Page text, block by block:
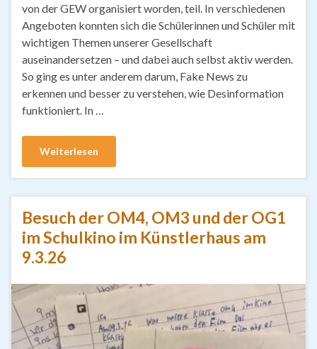
von der GEW organisiert worden, teil. In verschiedenen
Angeboten konnten sich die Schülerinnen und Schüler mit
wichtigen Themen unserer Gesellschaft
auseinandersetzen – und dabei auch selbst aktiv werden.
So ging es unter anderem darum, Fake News zu
erkennen und besser zu verstehen, wie Desinformation
funktioniert. In …
Weiterlesen
Besuch der OM4, OM3 und der OG1
im Schulkino im Künstlerhaus am
9.3.26